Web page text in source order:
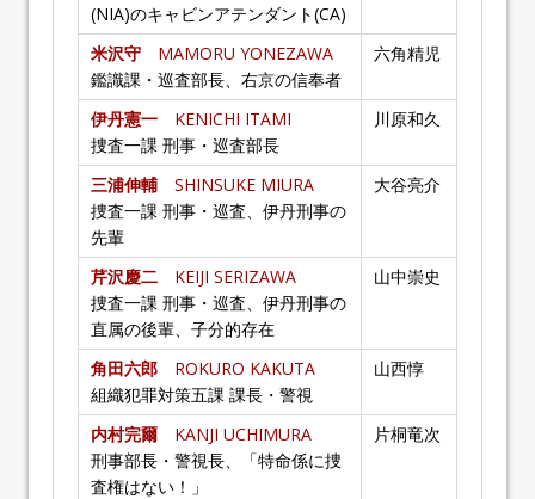
(NIA)のキャビンアテンダント(CA)
米沢守 MAMORU YONEZAWA
鑑識課・巡査部長、右京の信奉者
六角精児
伊丹憲一 KENICHI ITAMI
捜査一課 刑事・巡査部長
川原和久
三浦伸輔 SHINSUKE MIURA
捜査一課 刑事・巡査、伊丹刑事の
先輩
大谷亮介
芹沢慶二 KEIJI SERIZAWA
捜査一課 刑事・巡査、伊丹刑事の
直属の後輩、子分的存在
山中崇史
角田六郎 ROKURO KAKUTA
組織犯罪対策五課 課長・警視
山西惇
内村完爾 KANJI UCHIMURA
刑事部長・警視長、「特命係に捜
査権はない！」
片桐竜次